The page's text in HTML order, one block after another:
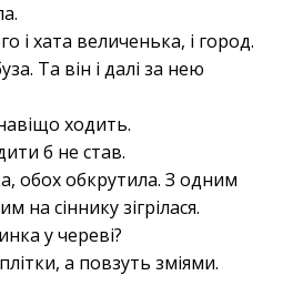
і хата величенька, і город.
Та він і далі за нею
ходить.
б не став.
обох обкрутила. З одним
на сіннику зігрілася.
у череві?
а повзуть зміями.